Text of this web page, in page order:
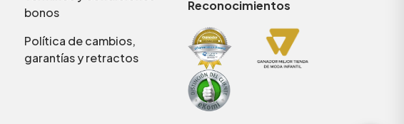
bonos
Política de cambios,
garantías y retractos
Reconocimientos